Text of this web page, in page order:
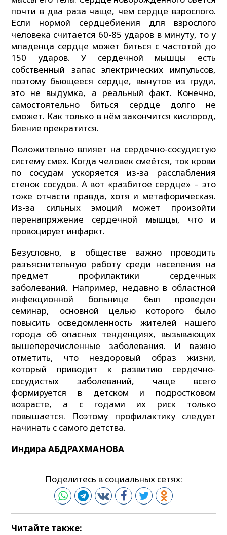
почти в два раза чаще, чем сердце взрослого.
Если нормой сердцебиения для взрослого
человека считается 60-85 ударов в минуту, то у
младенца сердце может биться с частотой до
150 ударов. У сердечной мышцы есть
собственный запас электрических импульсов,
поэтому бьющееся сердце, вынутое из груди,
это не выдумка, а реальный факт. Конечно,
самостоятельно биться сердце долго не
сможет. Как только в нём закончится кислород,
биение прекратится.
Положительно влияет на сердечно-сосудистую
систему смех. Когда человек смеётся, ток крови
по сосудам ускоряется из-за расслабления
стенок сосудов. А вот «разбитое сердце» – это
тоже отчасти правда, хотя и метафорическая.
Из-за сильных эмоций может произойти
перенапряжение сердечной мышцы, что и
провоцирует инфаркт.
Безусловно, в обществе важно проводить
разъяснительную работу среди населения на
предмет профилактики сердечных
заболеваний. Например, недавно в областной
инфекционной больнице был проведен
семинар, основной целью которого было
повысить осведомленность жителей нашего
города об опасных тенденциях, вызывающих
вышеперечисленные заболевания. И важно
отметить, что нездоровый образ жизни,
который приводит к развитию сердечно-
сосудистых заболеваний, чаще всего
формируется в детском и подростковом
возрасте, а с годами их риск только
повышается. Поэтому профилактику следует
начинать с самого детства.
Индира АБДРАХМАНОВА
Поделитесь в социальных сетях:
Читайте также: